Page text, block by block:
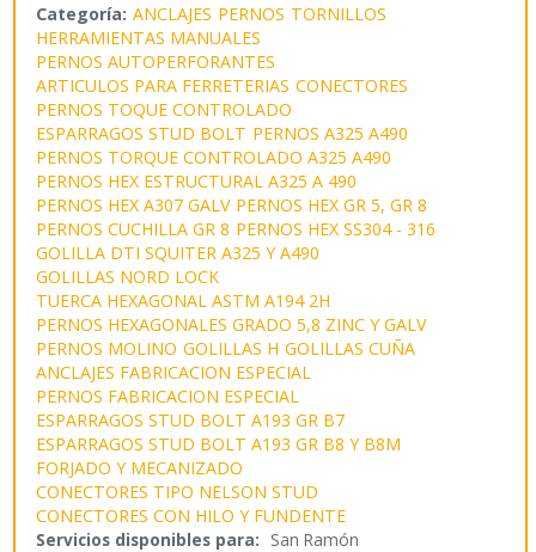
Categoría: ANCLAJES PERNOS TORNILLOS
HERRAMIENTAS MANUALES
PERNOS AUTOPERFORANTES
ARTICULOS PARA FERRETERIAS CONECTORES
PERNOS TOQUE CONTROLADO
ESPARRAGOS STUD BOLT PERNOS A325 A490
PERNOS TORQUE CONTROLADO A325 A490
PERNOS HEX ESTRUCTURAL A325 A 490
PERNOS HEX A307 GALV PERNOS HEX GR 5, GR 8
PERNOS CUCHILLA GR 8 PERNOS HEX SS304 - 316
GOLILLA DTI SQUITER A325 Y A490
GOLILLAS NORD LOCK
TUERCA HEXAGONAL ASTM A194 2H
PERNOS HEXAGONALES GRADO 5,8 ZINC Y GALV
PERNOS MOLINO GOLILLAS H GOLILLAS CUÑA
ANCLAJES FABRICACION ESPECIAL
PERNOS FABRICACION ESPECIAL
ESPARRAGOS STUD BOLT A193 GR B7
ESPARRAGOS STUD BOLT A193 GR B8 Y B8M
FORJADO Y MECANIZADO
CONECTORES TIPO NELSON STUD
CONECTORES CON HILO Y FUNDENTE
Servicios disponibles para: San Ramón